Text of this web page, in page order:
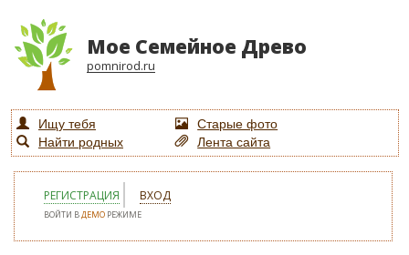
Мое Семейное Древо
pomnirod.ru
Ищу тебя
Старые фото
Найти родных
Лента сайта
РЕГИСТРАЦИЯ ВХОД
ВОЙТИ ВДЕМО РЕЖИМЕ